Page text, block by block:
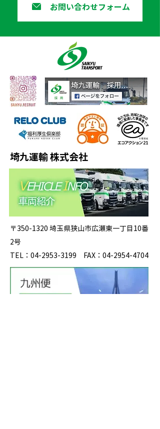
お問い合わせフォーム
埼九運輸 株式会社
〒350-1320 埼玉県狭山市広瀬東一丁目10番
2号
TEL：04-2953-3199 FAX：04-2954-4704